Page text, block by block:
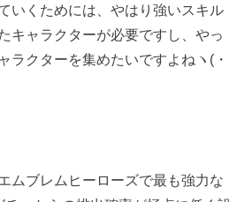
いくためには、やはり強いスキル
キャラクターが必要ですし、やっ
ラクターを集めたいですよねヽ(・
ムブレムヒーローズで最も強力な